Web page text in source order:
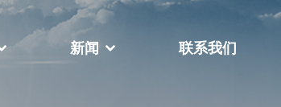
新闻 联系我们